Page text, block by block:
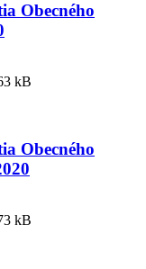
Obecného
kB
Obecného
kB